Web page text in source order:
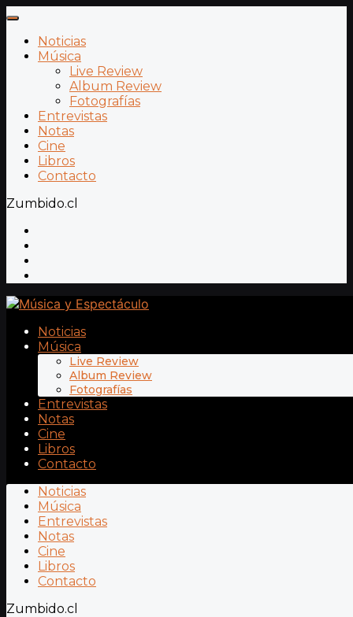
Noticias
Música
Live Review
Album Review
Fotografías
Entrevistas
Notas
Cine
Libros
Contacto
Zumbido.cl
Noticias
Música
Live Review
Album Review
Fotografías
Entrevistas
Notas
Cine
Libros
Contacto
Noticias
Música
Entrevistas
Notas
Cine
Libros
Contacto
Zumbido.cl